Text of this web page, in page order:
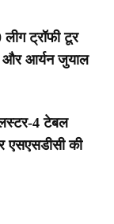
ट्रॉफी टूर
और आर्यन जुयाल
4 टेबल
एसएसडीसी की